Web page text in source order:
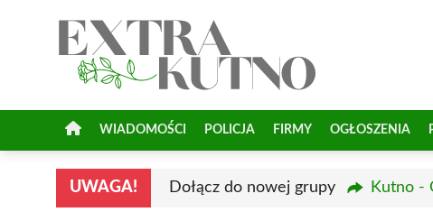
WIADOMOŚCI POLICJA FIRMY OGŁOSZENIA
UWAGA! Dołącz do nowej grupy Kutno -